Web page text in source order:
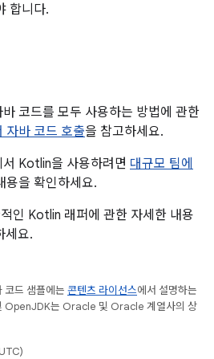
합니다.
코드를 모두 사용하는 방법에 관한
자바 코드 호출을 참고하세요.
Kotlin을 사용하려면 대규모 팀에
용을 확인하세요.
인 Kotlin 래퍼에 관한 자세한 내용
세요.
코드 샘플에는 콘텐츠 라이선스에서 설명하는
OpenJDK는 Oracle 및 Oracle 계열사의 상